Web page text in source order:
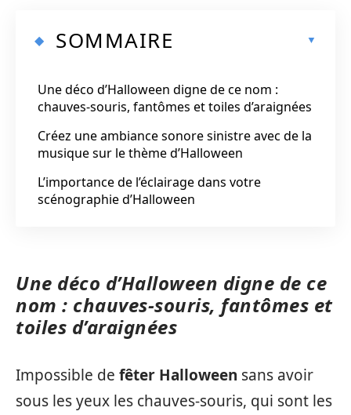
SOMMAIRE
Une déco d’Halloween digne de ce nom :
chauves-souris, fantômes et toiles d’araignées
Créez une ambiance sonore sinistre avec de la
musique sur le thème d’Halloween
L’importance de l’éclairage dans votre
scénographie d’Halloween
Une déco d’Halloween digne de ce
nom : chauves-souris, fantômes et
toiles d’araignées
Impossible de fêter Halloween sans avoir
sous les yeux les chauves-souris, qui sont les